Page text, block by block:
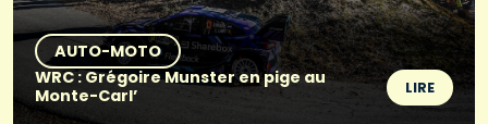
AUTO-MOTO
WRC : Grégoire Munster en pige au
Monte-Carl’
LIRE